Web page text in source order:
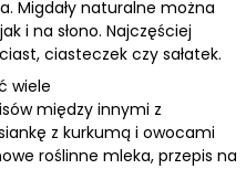
Migdały naturalne można
i na słono. Najczęściej
ciasteczek czy sałatek.
wiele
między innymi z
z kurkumą i owocami
roślinne mleka, przepis na